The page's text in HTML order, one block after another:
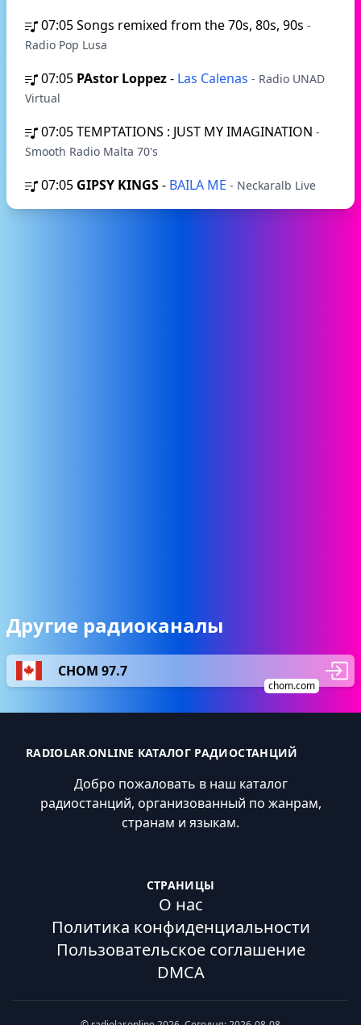
07:05Songs remixed from the 70s, 80s, 90s -
Radio Pop Lusa
07:05 PAstor Loppez- Las Calenas - Radio UNAD
Virtual
07:05TEMPTATIONS : JUST MY IMAGINATION -
Smooth Radio Malta 70's
07:05 GIPSY KINGS- BAILA ME - Neckaralb Live
Другие радиоканалы
CHOM 97.7
chom.com
RADIOLAR.ONLINE КАТАЛОГ РАДИОСТАНЦИЙ
Добро пожаловать в наш каталог
радиостанций, организованный по жанрам,
странам и языкам.
СТРАНИЦЫ
О нас
Политика конфиденциальности
Пользовательское соглашение
DMCA